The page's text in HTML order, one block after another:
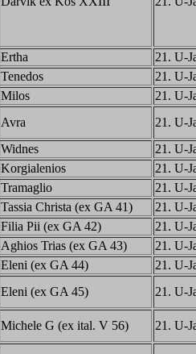
Ertha
21. U-
Tenedos
21. U-
Milos
21. U-
Avra
21. U-
Widnes
21. U-
Korgialenios
21. U-
Tramaglio
21. U-
Tassia Christa (ex GA 41)
21. U-
Filia Pii (ex GA 42)
21. U-
Aghios Trias (ex GA 43)
21. U-
Eleni (ex GA 44)
21. U-
Eleni (ex GA 45) 21. U-
Michele G (ex ital. V 56) 21. U-